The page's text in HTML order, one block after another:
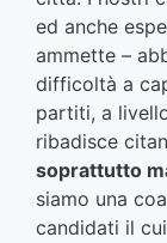
ed anche
ammette –
difficoltà a
partiti, a
ribadisce
soprattutto
siamo una
candidati il